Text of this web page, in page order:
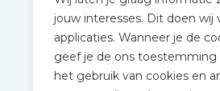
jouw interesses. Dit doen wij
applicaties. Wanneer je de
geef je de ons toestemming
het gebruik van cookies en